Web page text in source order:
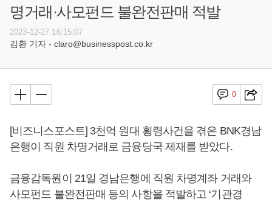
명거래·사모펀드 불완전판매 적발
2023-12-27 16:15:07
김환 기자 - claro@businesspost.co.kr
0
[비즈니스포스트] 3천억 원대 횡령사건을 겪은 BNK경남
은행이 직원 차명거래로 금융당국 제재를 받았다.
금융감독원이 21일 경남은행에 직원 차명계좌 거래와
사모펀드 불완전판매 등의 사항을 적발하고 ‘기관경